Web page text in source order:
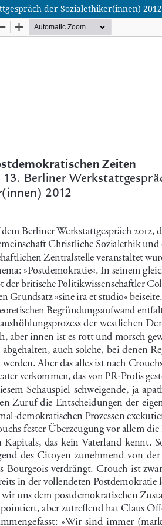
der Sozialethiker(innen) 2012